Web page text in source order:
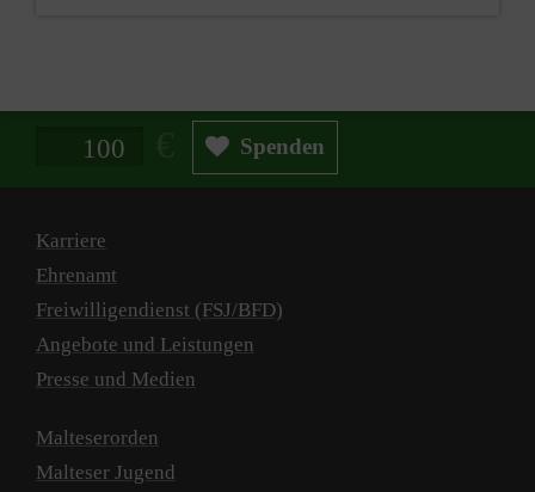
Spendenbetrag in Euro Spenden
Karriere
Ehrenamt
Freiwilligendienst (FSJ/BFD)
Angebote und Leistungen
Presse und Medien
Malteserorden
Malteser Jugend